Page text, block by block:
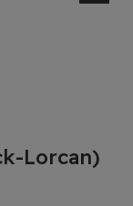
Lorcan)